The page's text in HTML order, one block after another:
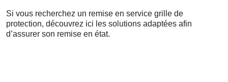
Si vous recherchez un remise en service grille de
protection, découvrez ici les solutions adaptées afin
d’assurer son remise en état.